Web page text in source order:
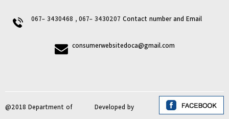
067- 3430468 , 067- 3430207 Contact number and Email
consumerwebsitedoca@gmail.com
@2018 Department of
Developed by